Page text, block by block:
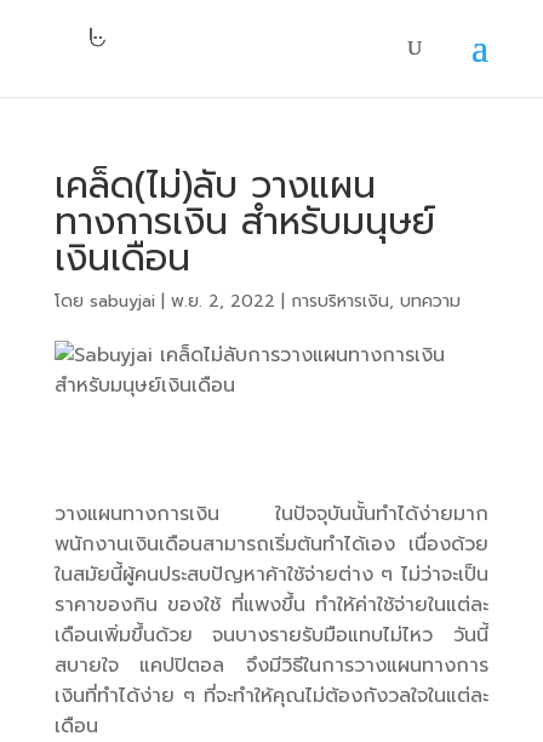
เคล็ด(ไม่)ลับ วางแผน
ทางการเงิน สำหรับมนุษย์
เงินเดือน
โดย sabuyjai | พ.ย. 2, 2022 | การบริหารเงิน, บทความ
วางแผนทางการเงิน ในปัจจุบันนั้นทำได้ง่ายมาก
พนักงานเงินเดือนสามารถเริ่มต้นทำได้เอง เนื่องด้วย
ในสมัยนี้ผู้คนประสบปัญหาค้าใช้จ่ายต่าง ๆ ไม่ว่าจะเป็น
ราคาของกิน ของใช้ ที่แพงขึ้น ทำให้ค่าใช้จ่ายในแต่ละ
เดือนเพิ่มขึ้นด้วย จนบางรายรับมือแทบไม่ไหว วันนี้
สบายใจ แคปปิตอล จึงมีวิธีในการวางแผนทางการ
เงินที่ทำได้ง่าย ๆ ที่จะทำให้คุณไม่ต้องกังวลใจในแต่ละ
เดือน